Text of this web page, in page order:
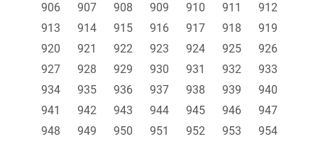
906
907 908 909 910 911
912
913
914 915 916 917 918
919
920
921 922 923 924 925
926
927
928 929 930 931 932
933
934
935 936 937 938 939
940
941
942 943 944 945 946
947
948
949 950 951 952 953
954